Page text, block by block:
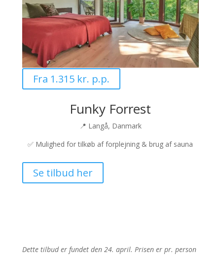
Fra 1.315 kr. p.p.
Funky Forrest
📍 Langå, Danmark
✅ Mulighed for tilkøb af forplejning & brug af sauna
Se tilbud her
Dette tilbud er fundet den 24. april. Prisen er pr. person